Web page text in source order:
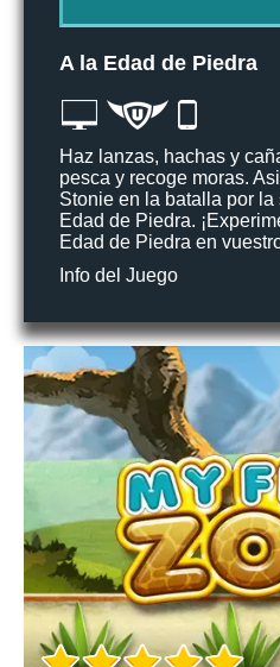
A la Edad de Piedra
Haz lanzas, hachas y
pesca y recoge moras.
Stonie en la batalla por
Edad de Piedra.
Edad de Piedra en
Info del Juego